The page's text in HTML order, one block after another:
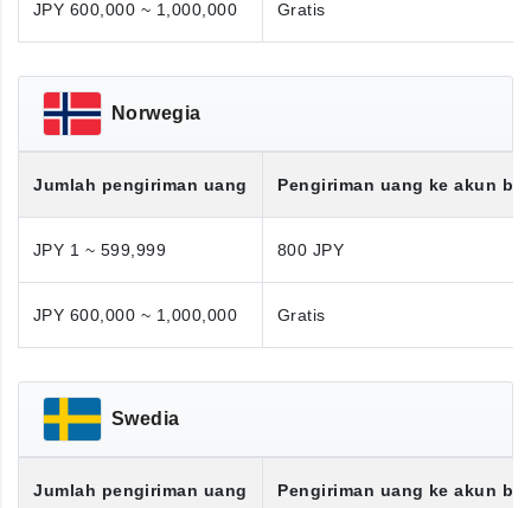
JPY 600,000 ~ 1,000,000 Gratis
Norwegia
Jumlah pengiriman uang Pengiriman uang ke akun
JPY 1 ~ 599,999 800 JPY
JPY 600,000 ~ 1,000,000 Gratis
Swedia
Jumlah pengiriman uang Pengiriman uang ke akun